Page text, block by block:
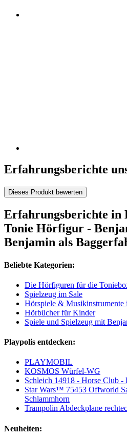
Erfahrungsberichte
Dieses Produkt bewerten
Erfahrungsberichte in
Tonie Hörfigur -
Benjamin als
Beliebte Kategorien:
Die Hörfiguren für die
Spielzeug im Sale
Hörspiele & Musikinstrumente
Hörbücher für Kinder
Spiele und Spielzeug mit
Playpolis entdecken:
PLAYMOBIL
KOSMOS Würfel-WG
Schleich 14918 - Horse Club -
Star Wars™ 75453 Offworld
Schlammhorn
Trampolin Abdeckplane
Neuheiten: